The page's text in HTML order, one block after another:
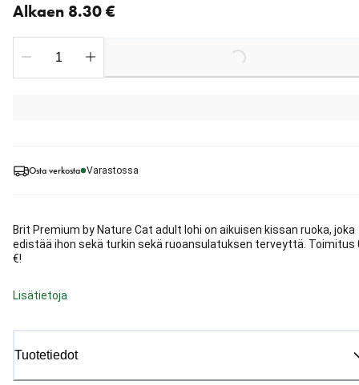
Osta verkosta Varastossa
Brit Premium by Nature Cat adult lohi on aikuisen kissan ruoka, joka
edistää ihon sekä turkin sekä ruoansulatuksen terveyttä. Toimitus
€!
Lisätietoja
Tuotetiedot
Alkaen 8.30 €
Loading...